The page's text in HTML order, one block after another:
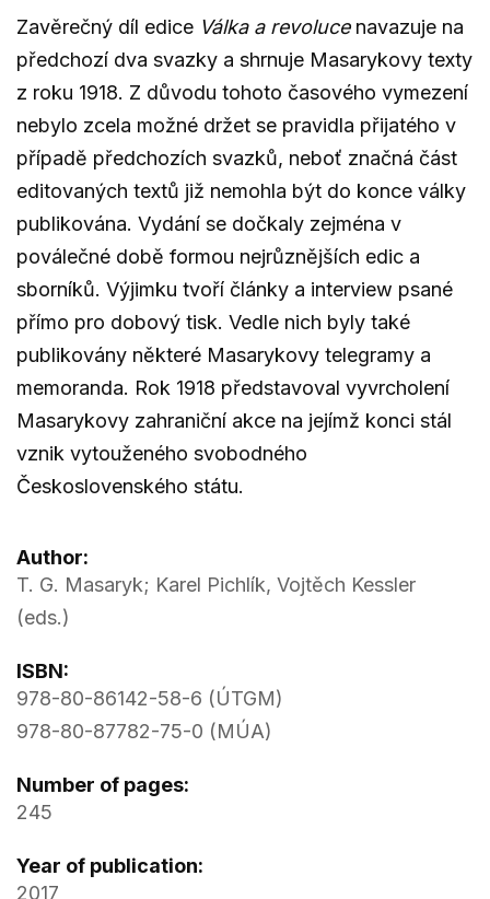
Zavěrečný díl edice Válka a revoluce navazuje na
předchozí dva svazky a shrnuje Masarykovy texty
z roku 1918. Z důvodu tohoto časového vymezení
nebylo zcela možné držet se pravidla přijatého v
případě předchozích svazků, neboť značná část
editovaných textů již nemohla být do konce války
publikována. Vydání se dočkaly zejména v
poválečné době formou nejrůznějších edic a
sborníků. Výjimku tvoří články a interview psané
přímo pro dobový tisk. Vedle nich byly také
publikovány některé Masarykovy telegramy a
memoranda. Rok 1918 představoval vyvrcholení
Masarykovy zahraniční akce na jejímž konci stál
vznik vytouženého svobodného
Československého státu.
Author:
T. G. Masaryk; Karel Pichlík, Vojtěch Kessler
(eds.)
ISBN:
978-80-86142-58-6 (ÚTGM)
978-80-87782-75-0 (MÚA)
Number of pages:
245
Year of publication:
2017